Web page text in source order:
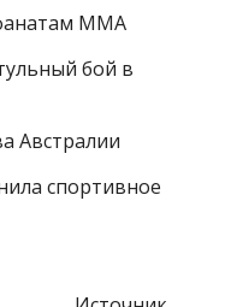
MMA
бой в
Австралии
спортивное